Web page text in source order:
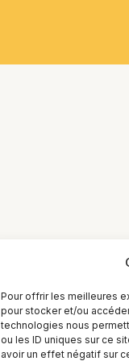
Pour offrir les meilleures
pour stocker et/ou
technologies nous
ou les ID uniques sur ce
avoir un effet négatif sur